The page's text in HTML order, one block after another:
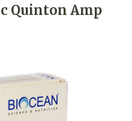
Quinton Amp